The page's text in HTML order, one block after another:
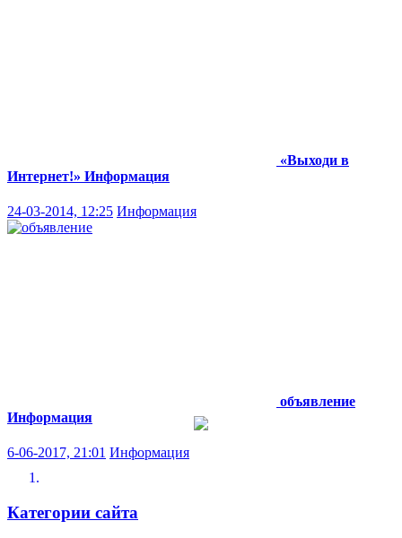
«Выходи в
Интернет!» Информация
24-03-2014, 12:25 Информация
объявление
Информация
6-06-2017, 21:01 Информация
Категории сайта